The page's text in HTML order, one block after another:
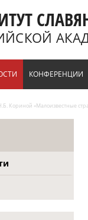
КОНФЕРЕНЦИИ
Кориной «Малоизвестные